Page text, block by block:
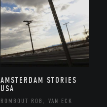
AMSTERDAM STORIES
USA
ROMBOUT ROB, VAN ECK